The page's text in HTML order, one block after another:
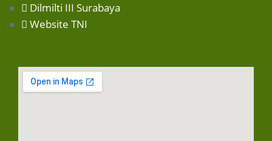
Dilmilti III Surabaya
Website TNI